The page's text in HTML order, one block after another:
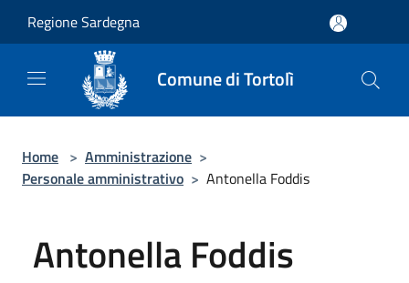
Regione Sardegna
Comune di Tortolì
Home > Amministrazione >
Personale amministrativo > Antonella Foddis
Antonella Foddis